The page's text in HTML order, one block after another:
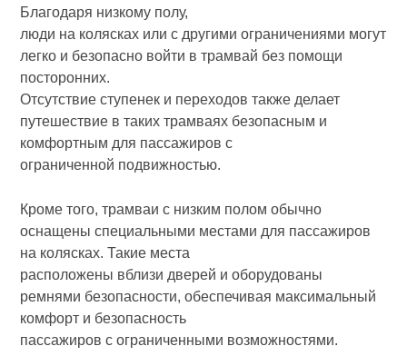
Благодаря низкому полу,
люди на колясках или с другими ограничениями могут
легко и безопасно войти в трамвай без помощи
посторонних.
Отсутствие ступенек и переходов также делает
путешествие в таких трамваях безопасным и
комфортным для пассажиров с
ограниченной подвижностью.
Кроме того, трамваи с низким полом обычно
оснащены специальными местами для пассажиров
на колясках. Такие места
расположены вблизи дверей и оборудованы
ремнями безопасности, обеспечивая максимальный
комфорт и безопасность
пассажиров с ограниченными возможностями.